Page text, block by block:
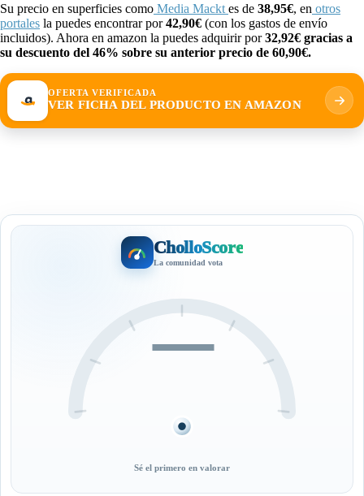
Su precio en superficies como Media Mackt es de 38,95€, en otros
portales la puedes encontrar por42,90€ (con los gastos de envío
incluidos). Ahora en amazon la puedes adquirir por32,92€ gracias a
su descuento del 46% sobre su anterior precio de 60,90€.
OFERTA VERIFICADA
VER FICHA DEL PRODUCTO EN AMAZON
CholloScore
La comunidad vota
—
Sé el primero en valorar